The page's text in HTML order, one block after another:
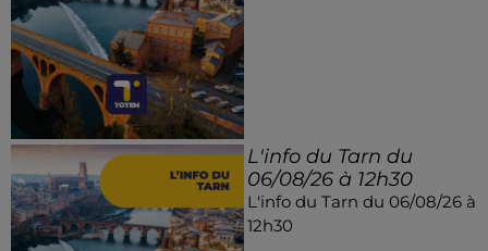
L'info du Tarn du
06/08/26 à 12h30
L'info du Tarn du 06/08/26 à
12h30